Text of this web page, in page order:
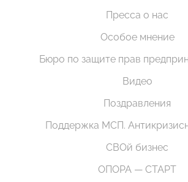
Пресса о нас
Особое мнение
Бюро по защите прав
Видео
Поздравления
Поддержка МСП.
СВОй бизнес
ОПОРА — СТАРТ